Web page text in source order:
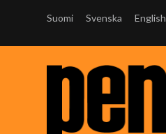
Suomi Svenska English